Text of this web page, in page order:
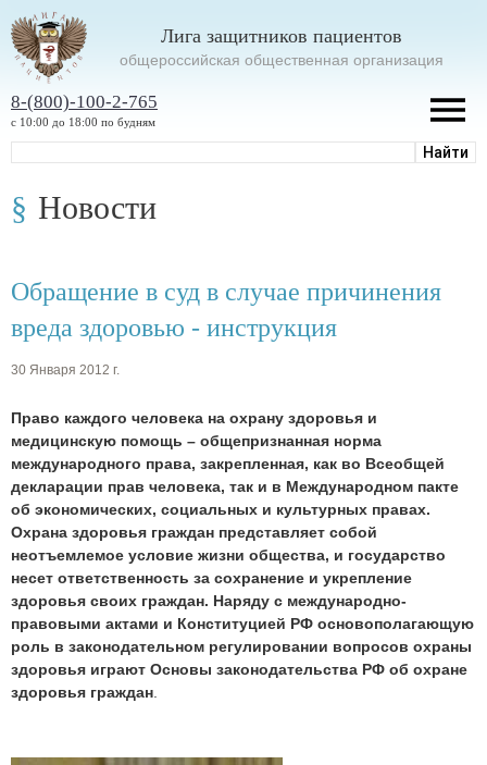
Лига защитников пациентов
oбщероссийская общественная организация
8-(800)-100-2-765
с 10:00 до 18:00 по будням
Новости
Обращение в суд в случае причинения
вреда здоровью - инструкция
30 Января 2012 г.
Право каждого человека на охрану здоровья и
медицинскую помощь – общепризнанная норма
международного права, закрепленная, как во Всеобщей
декларации прав человека, так и в Международном пакте
об экономических, социальных и культурных правах.
Охрана здоровья граждан представляет собой
неотъемлемое условие жизни общества, и государство
несет ответственность за сохранение и укрепление
здоровья своих граждан. Наряду с международно-
правовыми актами и Конституцией РФ основополагающую
роль в законодательном регулировании вопросов охраны
здоровья играют Основы законодательства РФ об охране
здоровья граждан